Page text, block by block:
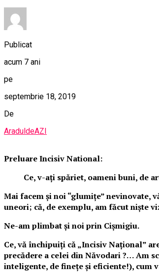
Publicat
acum 7 ani
pe
septembrie 18, 2019
De
AraduldeAZI
Preluare Incisiv National:
Ce, v-ați spăriet, oameni buni, de
Mai facem și noi “glumițe” nevinovate, v
uneori; că, de exemplu, am făcut niște
Ne-am plimbat și noi prin Cișmigiu.
Ce, vă închipuiți că „Incisiv Național”
precădere a celei din Năvodari ?… Am
inteligente, de finețe și eficiente!), cum